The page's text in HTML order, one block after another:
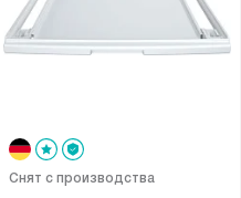
Снят с производства